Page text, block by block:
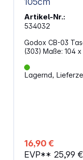
Artikel-Nr.:
534032
Godox CB-03 Tasche. Tasche für
Lagernd,
16,90 €
EVP** 25,99 €